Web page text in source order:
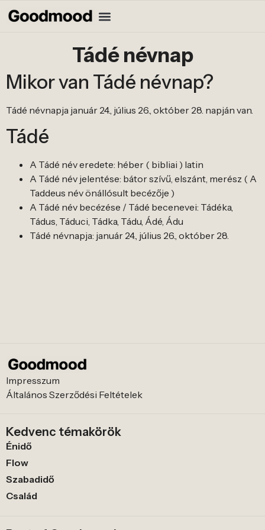
Tádé névnap
Mikor van Tádé névnap?
Tádé névnapja január 24., július 26., október 28. napján van.
Tádé
A Tádé név eredete: héber ( bibliai ) latin
A Tádé név jelentése: bátor szívű, elszánt, merész ( A
Taddeus név önállósult becézője )
A Tádé név becézése / Tádé becenevei: Tádéka,
Tádus, Táduci, Tádka, Tádu, Ádé, Ádu
Tádé névnapja: január 24., július 26., október 28.
Impresszum
Általános Szerződési Feltételek
Kedvenc témakörök
Énidő
Flow
Szabadidő
Család